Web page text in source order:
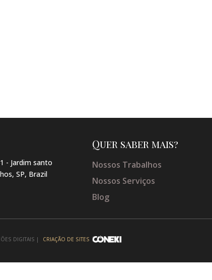
- Jardim santo
SP, Brazil
Quer saber mais?
Nossos Trabalhos
Nossos Serviços
Blog
DIGITAIS | CRIAÇÃO DE SITES